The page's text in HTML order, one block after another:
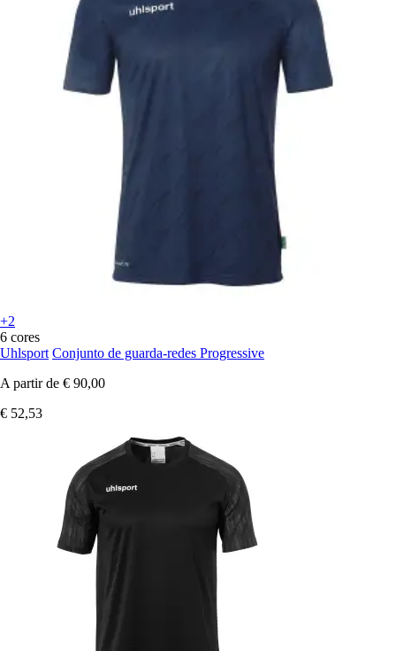
+2
6 cores
Uhlsport Conjunto de guarda-redes Progressive
A partir de € 90,00
€ 52,53